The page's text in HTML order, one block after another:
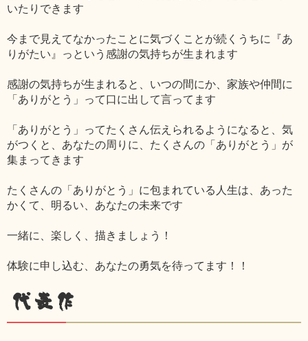
いたりできます
今まで見えてなかったことに気づくことが続くうちに『あ
りがたい』っという感謝の気持ちが生まれます
感謝の気持ちが生まれると、いつの間にか、家族や仲間に
「ありがとう」って口に出して言ってます
「ありがとう」ってたくさん伝えられるようになると、気
がつくと、あなたの周りに、たくさんの「ありがとう」が
集まってきます
たくさんの「ありがとう」に包まれている人生は、あった
かくて、明るい、あなたの未来です
一緒に、楽しく、描きましょう！
体験に申し込む、あなたの勇気を待ってます！！
代表作